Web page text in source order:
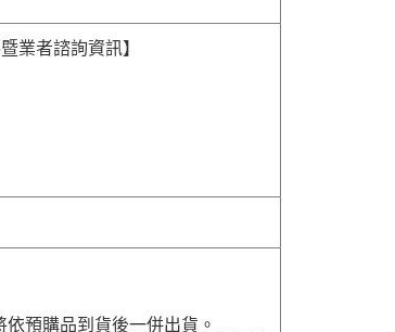
業者諮詢資訊】
預購品到貨後一併出貨。